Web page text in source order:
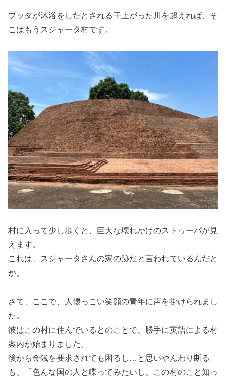
ブッダが沐浴をしたとされる干上がった川を超えれば、そ
こはもうスジャータ村です。
村に入って少し歩くと、巨大な壊れかけのストゥーパが見
えます。
これは、スジャータさんの家の跡だと言われているんだと
か。
さて、ここで、人懐っこい笑顔の青年に声を掛けられまし
た。
彼はこの村に住んでいるとのことで、勝手に英語による村
案内が始まりました。
後から金銭を要求されても困るし…と思いやんわり断る
も、「色んな国の人と喋ってみたいし、この村のこと知っ